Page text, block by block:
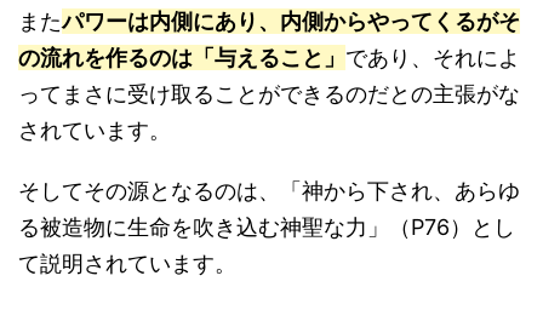
またパワーは内側にあり、内側からやってくるがそ
の流れを作るのは「与えること」 であり、それによ
ってまさに受け取ることができるのだとの主張がな
されています。
そしてその源となるのは、「神から下され、あらゆ
る被造物に生命を吹き込む神聖な力」（P76）とし
て説明されています。